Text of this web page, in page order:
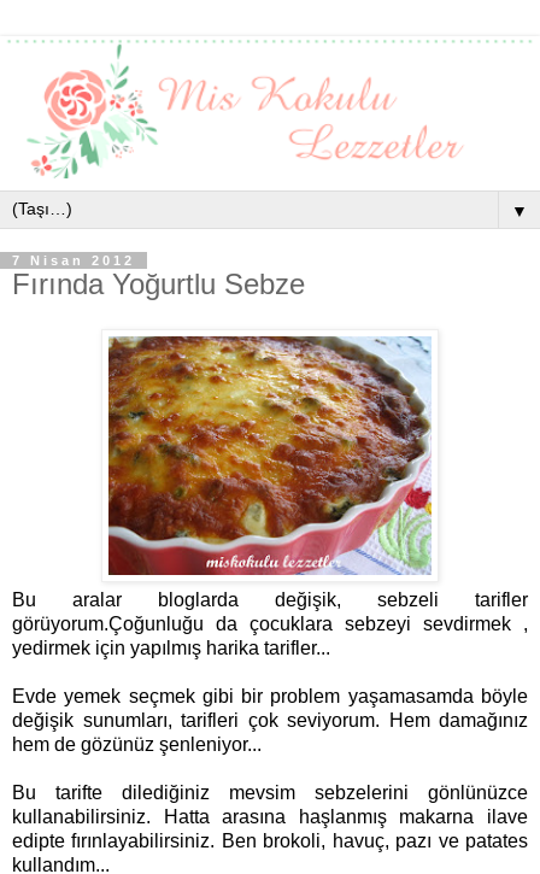
▼
7 Nisan 2012
Fırında Yoğurtlu Sebze
Bu aralar bloglarda değişik, sebzeli tarifler
görüyorum.Çoğunluğu da çocuklara sebzeyi sevdirmek ,
yedirmek için yapılmış harika tarifler...
Evde yemek seçmek gibi bir problem yaşamasamda böyle
değişik sunumları, tarifleri çok seviyorum. Hem damağınız
hem de gözünüz şenleniyor...
Bu tarifte dilediğiniz mevsim sebzelerini gönlünüzce
kullanabilirsiniz. Hatta arasına haşlanmış makarna ilave
edipte fırınlayabilirsiniz. Ben brokoli, havuç, pazı ve patates
kullandım...